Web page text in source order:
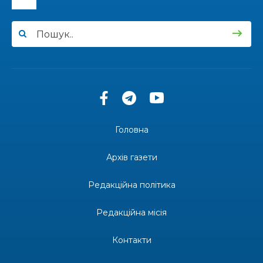
12:00
11:34
Частина ВПО більше не отримає житловий
Бахмутська молодь досліджує Полтаву
Солдат Ігор Ігорович Кравець, позивний
держава досі провалює
Майстер-клас «Троянди» для юних бахмутян
Головна
Архів газети
Редакційна політика
Редакційна місія
Контакти